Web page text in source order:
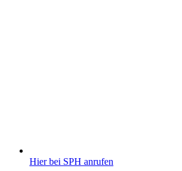
Hier bei SPH anrufen